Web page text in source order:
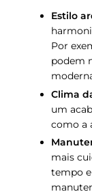
Estilo
Por
podem
Clima
um
como a
mais
tempo